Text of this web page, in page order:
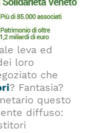
leva ed
loro
che
? Fantasia?
questo
diffuso: